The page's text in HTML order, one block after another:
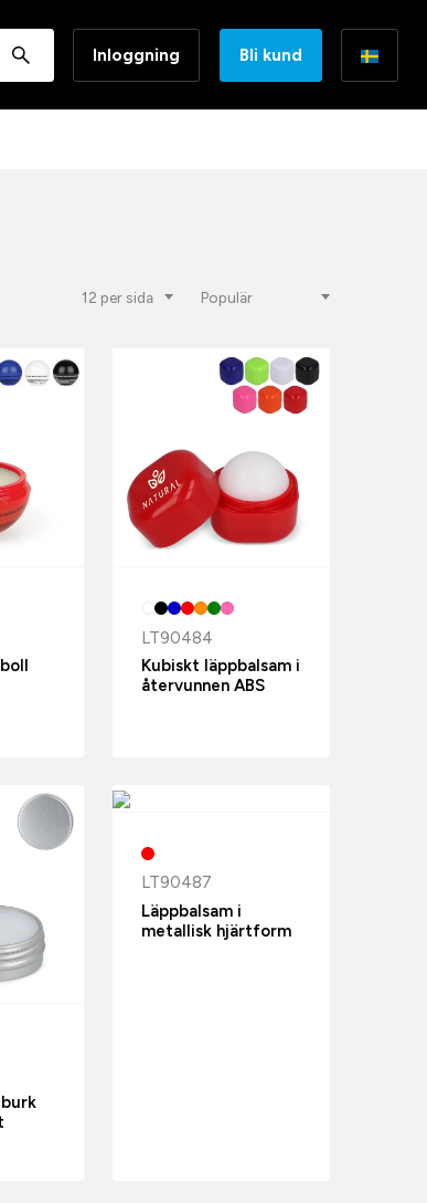
Inloggning Bli kund
LT90484
Kubiskt läppbalsam i
återvunnen ABS
LT90487
Läppbalsam i
metallisk hjärtform